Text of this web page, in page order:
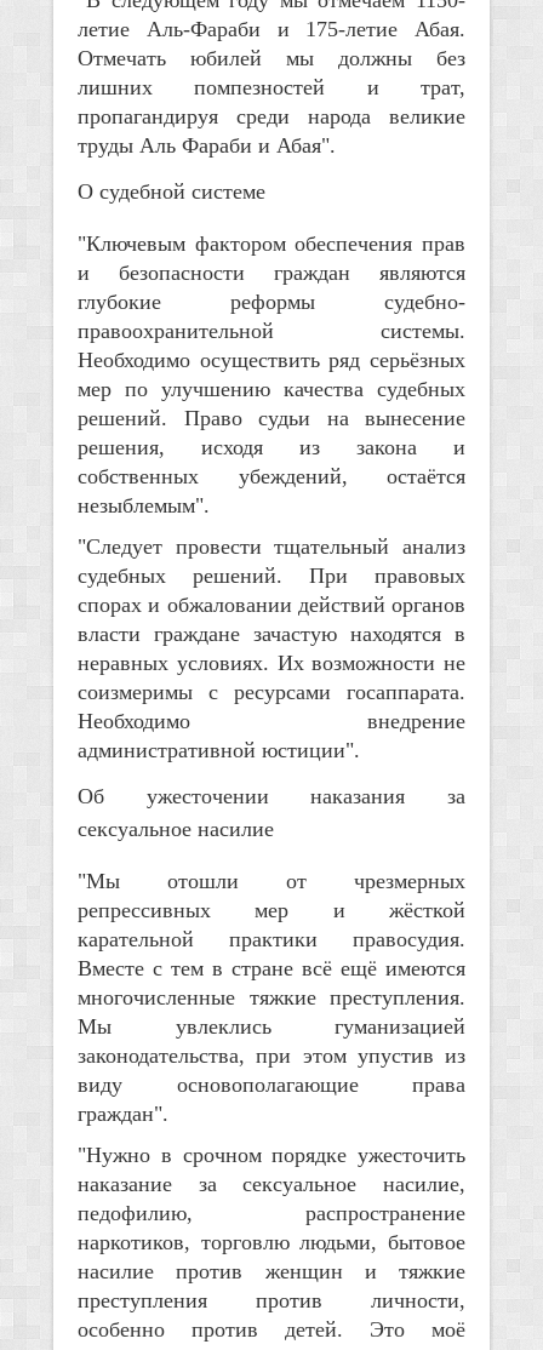
летие Аль-Фараби и 175-летие Абая.
Отмечать юбилей мы должны без
лишних помпезностей и трат,
пропагандируя среди народа великие
труды Аль Фараби и Абая".
О судебной системе
"Ключевым фактором обеспечения прав
и безопасности граждан являются
глубокие реформы судебно-
правоохранительной системы.
Необходимо осуществить ряд серьёзных
мер по улучшению качества судебных
решений. Право судьи на вынесение
решения, исходя из закона и
собственных убеждений, остаётся
незыблемым".
"Следует провести тщательный анализ
судебных решений. При правовых
спорах и обжаловании действий органов
власти граждане зачастую находятся в
неравных условиях. Их возможности не
соизмеримы с ресурсами госаппарата.
Необходимо внедрение
административной юстиции".
Об ужесточении наказания за
сексуальное насилие
"Мы отошли от чрезмерных
репрессивных мер и жёсткой
карательной практики правосудия.
Вместе с тем в стране всё ещё имеются
многочисленные тяжкие преступления.
Мы увлеклись гуманизацией
законодательства, при этом упустив из
виду основополагающие права
граждан".
"Нужно в срочном порядке ужесточить
наказание за сексуальное насилие,
педофилию, распространение
наркотиков, торговлю людьми, бытовое
насилие против женщин и тяжкие
преступления против личности,
особенно против детей. Это моё